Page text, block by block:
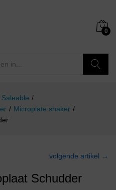
0
Saleable /
/ Microplate shaker /
volgende artikel →
Schudder